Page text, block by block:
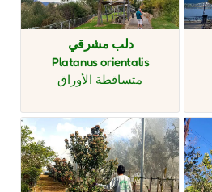
دلب مشرقي
Platanus orientalis
متساقطة الأوراق